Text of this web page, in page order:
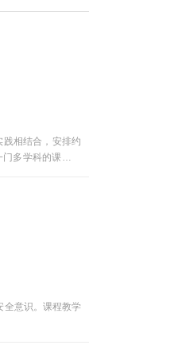
相结合，安排约
多学科的课程体
程的不足。本课
，紧紧围绕体育
别为：第一章 体
全意识。课程教学